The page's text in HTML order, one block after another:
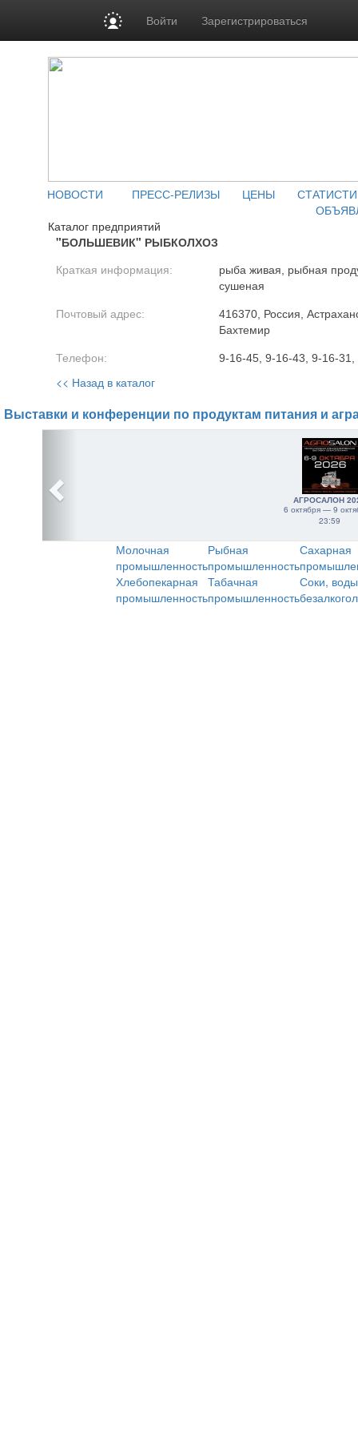
Войти Зарегистрироваться
НОВОСТИ ПРЕСС-РЕЛИЗЫ ЦЕНЫ
Каталог предприятий
"БОЛЬШЕВИК" РЫБКОЛХОЗ
Краткая информация:
рыба живая, рыбная
сушеная
Почтовый адрес:
416370, Россия,
Бахтемир
Телефон: 9-16-45, 9-16-43, 9-16-31,
<< Назад в каталог
Выставки и конференции по продуктам питания и
АГРОСАЛОН
6 октября — 9
23:59
Молочная
промышленность
Рыбная
промышленность
Сахарная
Хлебопекарная
промышленность
Табачная
промышленность
Соки,